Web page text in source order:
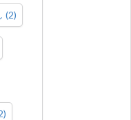
(2)
)